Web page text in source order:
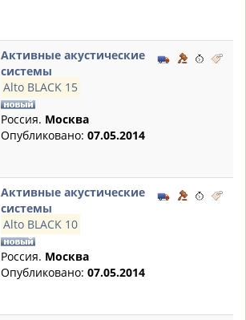
Активные акустические
системы
Alto BLACK 15
Россия. Москва
Опубликовано: 07.05.2014
Активные акустические
системы
Alto BLACK 10
Россия. Москва
Опубликовано: 07.05.2014